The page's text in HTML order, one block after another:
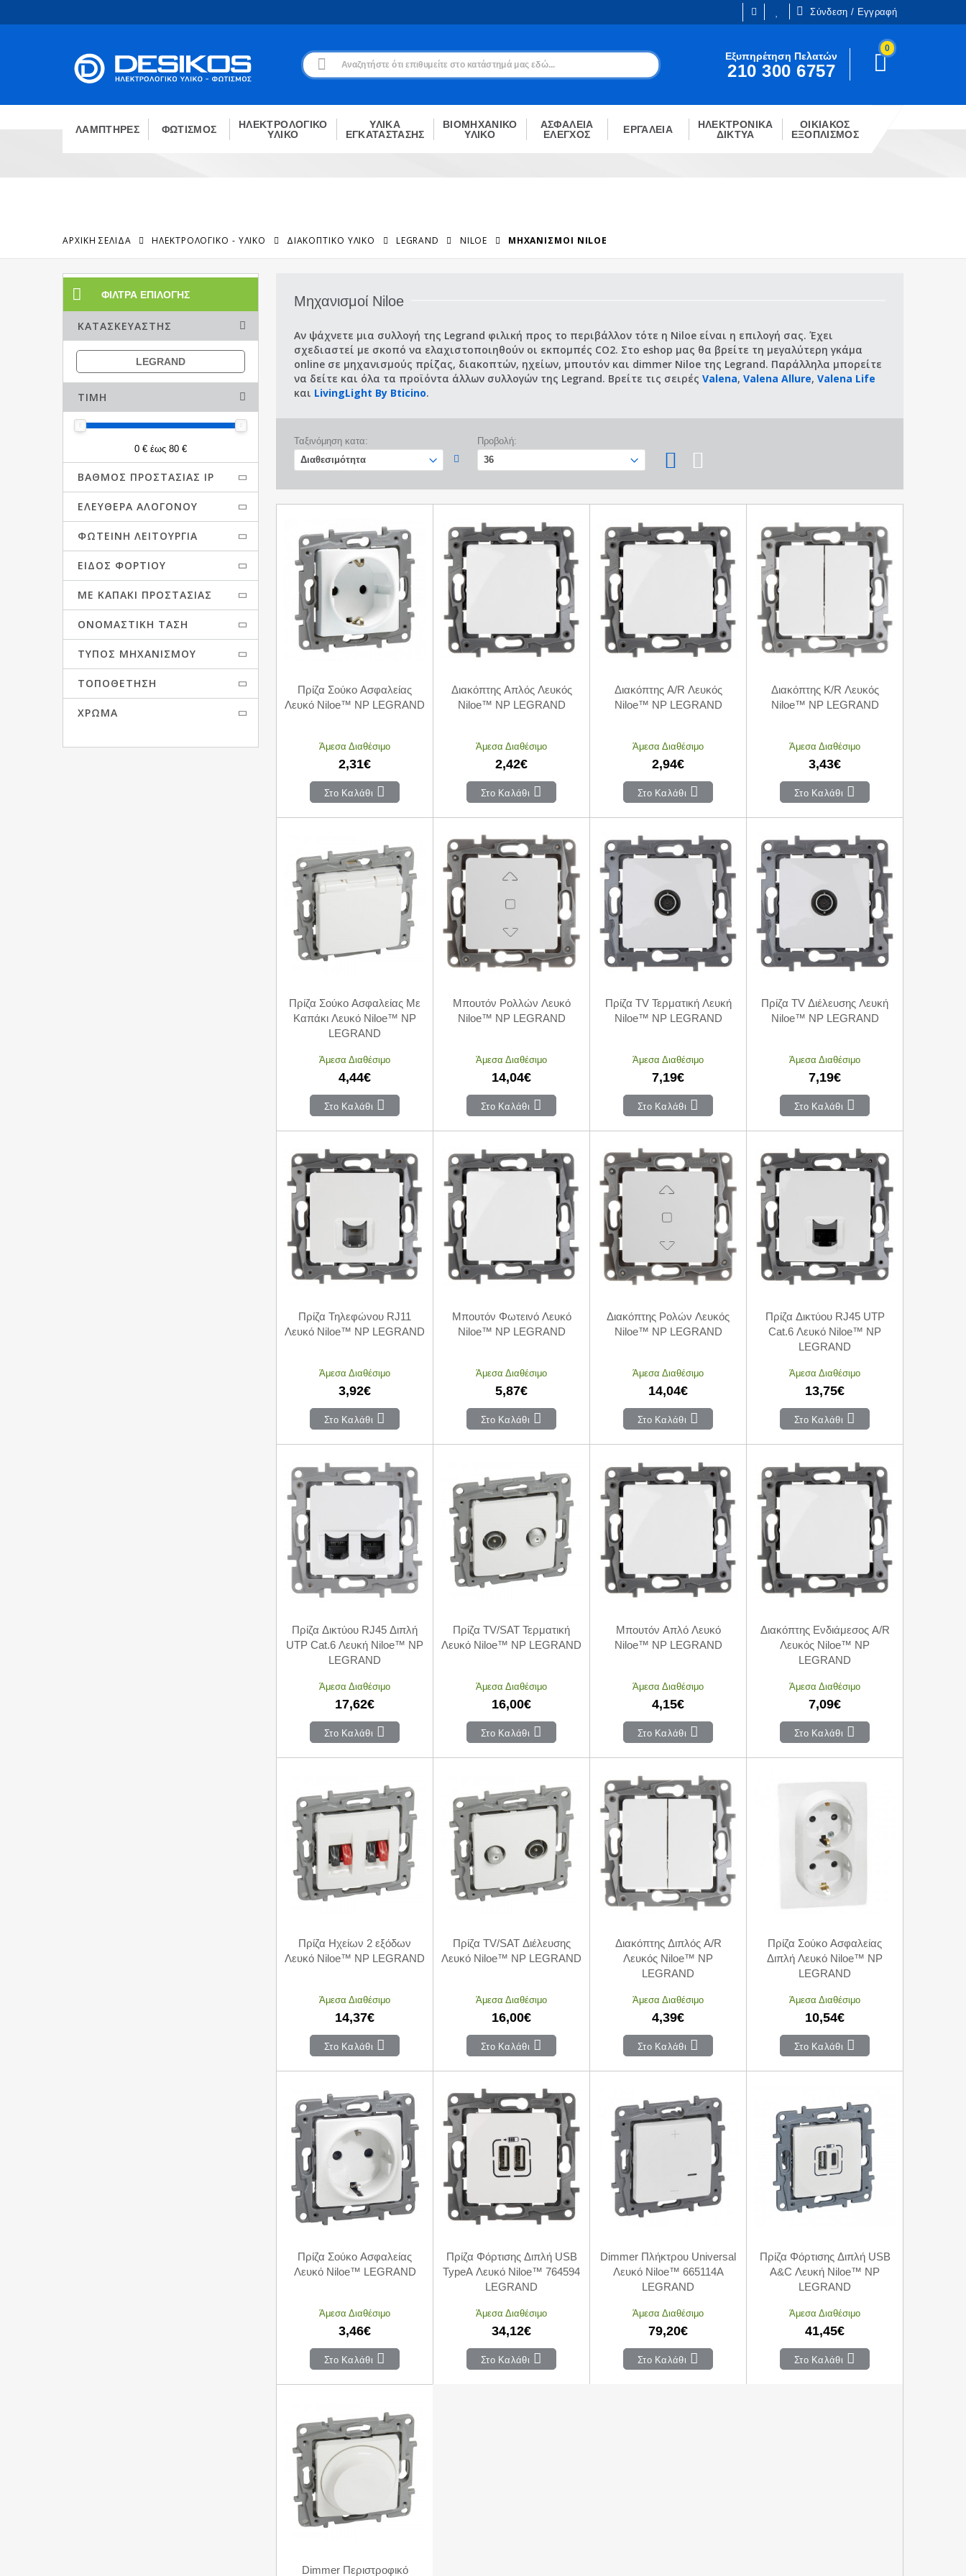
Σύνδεση / Εγγραφή
Εγγραφή
Δεν είσαι μέλος;
ΕΓΓΡΑΦΉ
Είμαι ήδη πελάτης
ΣΎΝΔΕΣΗ
Εξυπηρέτηση Πελατών
210 300 6757
0
ΛΑΜΠΤΗΡΕΣ ΦΩΤΙΣΜΟΣ
ΗΛΕΚΤΡΟΛΟΓΙΚΟ
ΥΛΙΚΟ
ΥΛΙΚΑ
ΕΓΚΑΤΑΣΤΑΣΗΣ
ΒΙΟΜΗΧΑΝΙΚΟ
ΥΛΙΚΟ
ΑΣΦΑΛΕΙΑ
ΕΛΕΓΧΟΣ
ΕΡΓΑΛΕΙΑ
ΗΛΕΚΤΡΟΝΙΚΑ
ΔΙΚΤΥΑ
ΟΙΚΙΑΚΟΣ
ΕΞΟΠΛΙΣΜΟΣ
ΑΡΧΙΚΉ ΣΕΛΊΔΑ ΗΛΕΚΤΡΟΛΟΓΙΚΟ - ΥΛΙΚΟ ΔΙΑΚΟΠΤΙΚΌ ΥΛΙΚΌ LEGRAND NILOE ΜΗΧΑΝΙΣΜΟΊ NILOE
ΦΊΛΤΡΑ ΕΠΙΛΟΓΉΣ
ΚΑΤΑΣΚΕΥΑΣΤΉΣ
LEGRAND
ΤΙΜΉ
0 € έως 80 €
ΒΑΘΜΌΣ ΠΡΟΣΤΑΣΊΑΣ IP
ΕΛΕΎΘΕΡΑ ΑΛΟΓΌΝΟΥ
ΦΩΤΕΙΝΉ ΛΕΙΤΟΥΡΓΊΑ
ΕΊΔΟΣ ΦΟΡΤΊΟΥ
ΜΕ ΚΑΠΆΚΙ ΠΡΟΣΤΑΣΊΑΣ
ΟΝΟΜΑΣΤΙΚΉ ΤΆΣΗ
ΤΎΠΟΣ ΜΗΧΑΝΙΣΜΟΎ
ΤΟΠΟΘΈΤΗΣΗ
ΧΡΏΜΑ
Μηχανισμοί Niloe
Αν ψάχνετε μια συλλογή της Legrand φιλική προς το περιβάλλον τότε η Niloe είναι η επιλογή σας. Έχει
σχεδιαστεί με σκοπό να ελαχιστοποιηθούν οι εκπομπές CO2. Στο eshop μας θα βρείτε τη μεγαλύτερη γκάμα
online σε μηχανισμούς πρίζας, διακοπτών, ηχείων, μπουτόν και dimmer Niloe της Legrand. Παράλληλα μπορείτε
να δείτε και όλα τα προϊόντα άλλων συλλογών της Legrand. Βρείτε τις σειρές Valena, Valena Allure, Valena Life
και LivingLight By Bticino.
Ταξινόμηση κατα: Προβολή:
Πρίζα Σούκο Ασφαλείας
Λευκό Niloe™ NP LEGRAND
Άμεσα Διαθέσιμο
2,31€
Στο Καλάθι
Διακόπτης Απλός Λευκός
Niloe™ NP LEGRAND
Άμεσα Διαθέσιμο
2,42€
Στο Καλάθι
Διακόπτης A/R Λευκός
Niloe™ NP LEGRAND
Άμεσα Διαθέσιμο
2,94€
Στο Καλάθι
Διακόπτης K/R Λευκός
Niloe™ NP LEGRAND
Άμεσα Διαθέσιμο
3,43€
Στο Καλάθι
Πρίζα Σούκο Ασφαλείας Με
Καπάκι Λευκό Niloe™ NP
LEGRAND
Άμεσα Διαθέσιμο
4,44€
Στο Καλάθι
Μπουτόν Ρολλών Λευκό
Niloe™ NP LEGRAND
Άμεσα Διαθέσιμο
14,04€
Στο Καλάθι
Πρίζα TV Τερματική Λευκή
Niloe™ NP LEGRAND
Άμεσα Διαθέσιμο
7,19€
Στο Καλάθι
Πρίζα TV Διέλευσης Λευκή
Niloe™ NP LEGRAND
Άμεσα Διαθέσιμο
7,19€
Στο Καλάθι
Πρίζα Τηλεφώνου RJ11
Λευκό Niloe™ NP LEGRAND
Άμεσα Διαθέσιμο
3,92€
Στο Καλάθι
Μπουτόν Φωτεινό Λευκό
Niloe™ NP LEGRAND
Άμεσα Διαθέσιμο
5,87€
Στο Καλάθι
Διακόπτης Ρολών Λευκός
Niloe™ NP LEGRAND
Άμεσα Διαθέσιμο
14,04€
Στο Καλάθι
Πρίζα Δικτύου RJ45 UTP
Cat.6 Λευκό Niloe™ NP
LEGRAND
Άμεσα Διαθέσιμο
13,75€
Στο Καλάθι
Πρίζα Δικτύου RJ45 Διπλή
UTP Cat.6 Λευκή Niloe™ NP
LEGRAND
Άμεσα Διαθέσιμο
17,62€
Στο Καλάθι
Πρίζα TV/SAT Τερματική
Λευκό Niloe™ NP LEGRAND
Άμεσα Διαθέσιμο
16,00€
Στο Καλάθι
Μπουτόν Απλό Λευκό
Niloe™ NP LEGRAND
Άμεσα Διαθέσιμο
4,15€
Στο Καλάθι
Διακόπτης Ενδιάμεσος A/R
Λευκός Niloe™ NP
LEGRAND
Άμεσα Διαθέσιμο
7,09€
Στο Καλάθι
Πρίζα Ηχείων 2 εξόδων
Λευκό Niloe™ NP LEGRAND
Άμεσα Διαθέσιμο
14,37€
Στο Καλάθι
Πρίζα TV/SAT Διέλευσης
Λευκό Niloe™ NP LEGRAND
Άμεσα Διαθέσιμο
16,00€
Στο Καλάθι
Διακόπτης Διπλός A/R
Λευκός Niloe™ NP
LEGRAND
Άμεσα Διαθέσιμο
4,39€
Στο Καλάθι
Πρίζα Σούκο Ασφαλείας
Διπλή Λευκό Niloe™ NP
LEGRAND
Άμεσα Διαθέσιμο
10,54€
Στο Καλάθι
Πρίζα Σούκο Ασφαλείας
Λευκό Niloe™ LEGRAND
Άμεσα Διαθέσιμο
3,46€
Στο Καλάθι
Πρίζα Φόρτισης Διπλή USB
TypeA Λευκό Niloe™ 764594
LEGRAND
Άμεσα Διαθέσιμο
34,12€
Στο Καλάθι
Dimmer Πλήκτρου Universal
Λευκό Niloe™ 665114A
LEGRAND
Άμεσα Διαθέσιμο
79,20€
Στο Καλάθι
Πρίζα Φόρτισης Διπλή USB
A&C Λευκή Niloe™ NP
LEGRAND
Άμεσα Διαθέσιμο
41,45€
Στο Καλάθι
Dimmer Περιστροφικό